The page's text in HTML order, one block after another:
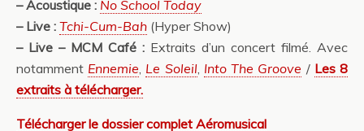
– Acoustique : No School Today
– Live : Tchi-Cum-Bah (Hyper Show)
– Live – MCM Café : Extraits d’un concert filmé. Avec
notamment Ennemie, Le Soleil, Into The Groove / Les 8
extraits à télécharger.
Télécharger le dossier complet Aéromusical